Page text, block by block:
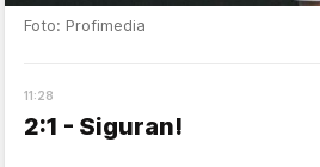
Foto: Profimedia
11:28
2:1 - Siguran!